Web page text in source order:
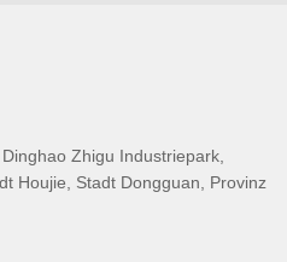
Zhigu Industriepark,
Houjie, Stadt Dongguan, Provinz